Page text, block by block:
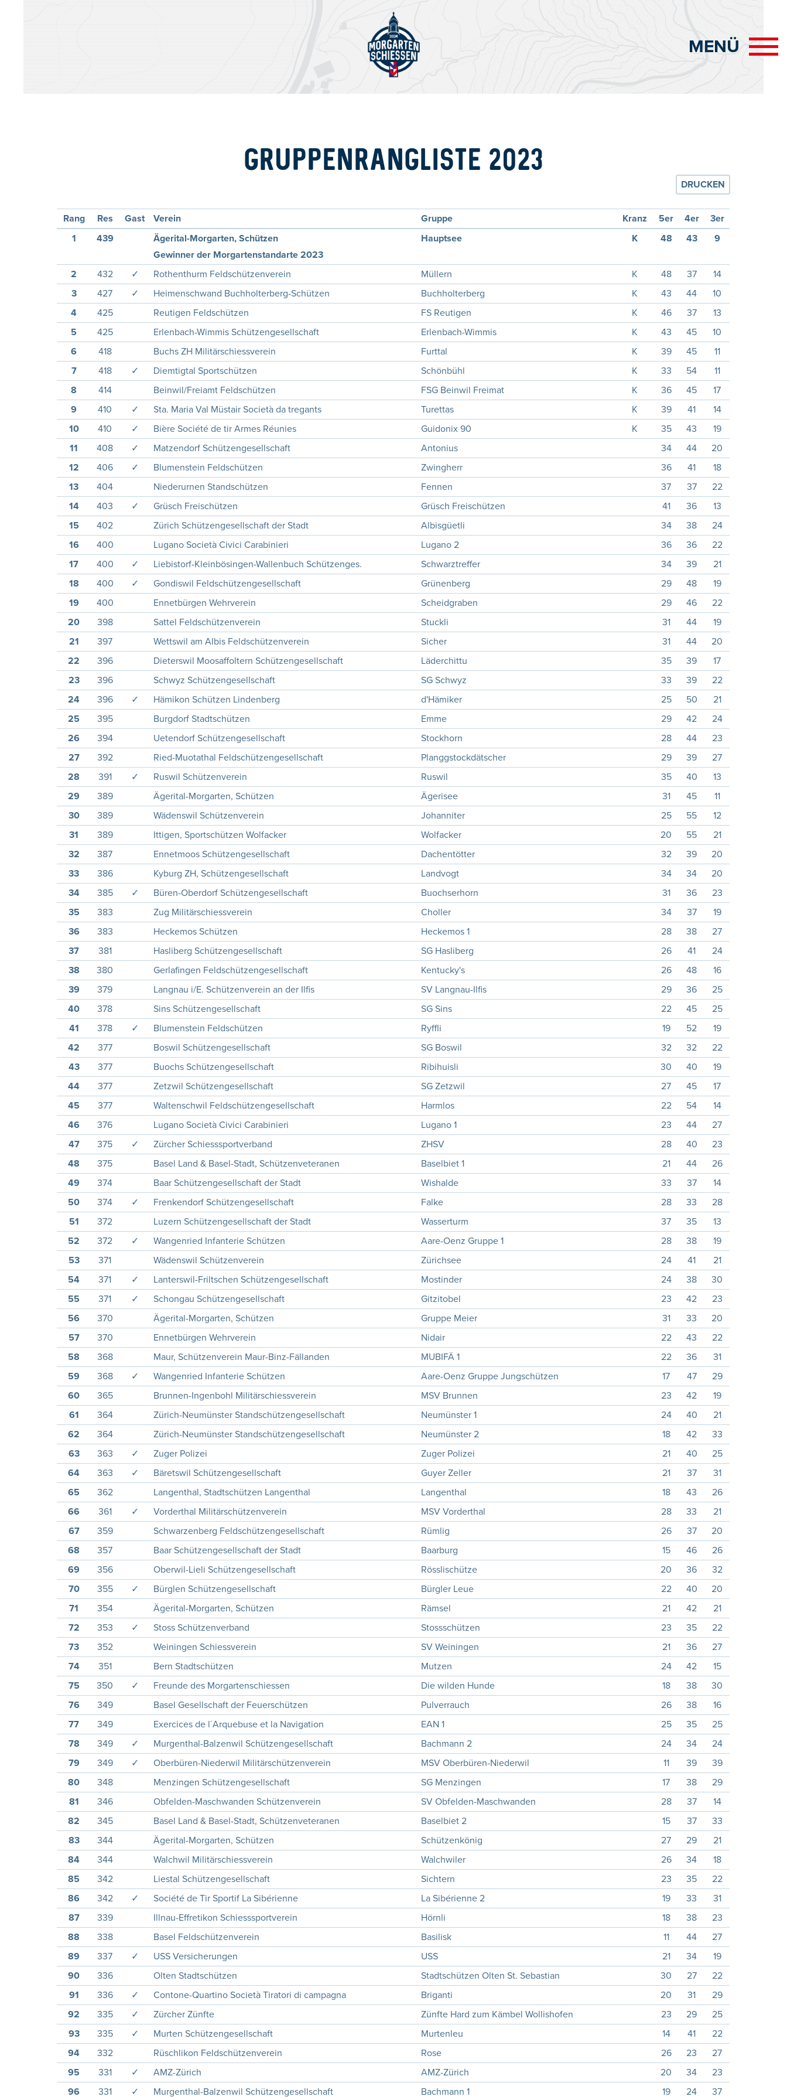
MENÜ
GRUPPENRANGLISTE 2023
DRUCKEN
Rang Res Gast Verein Gruppe Kranz 5er 4er
3er
1
439 Ägerital-Morgarten, Schützen Hauptsee K 48 43
9
Gewinner der Morgartenstandarte 2023
2
432 ✓ Rothenthurm Feldschützenverein Müllern K 48 37
14
3
427 ✓ Heimenschwand Buchholterberg-Schützen Buchholterberg K 43 44
10
4
425 Reutigen Feldschützen FS Reutigen K 46 37
13
5
425 Erlenbach-Wimmis Schützengesellschaft Erlenbach-Wimmis K 43 45
10
6
418 Buchs ZH Militärschiessverein Furttal K 39 45
11
7
418 ✓ Diemtigtal Sportschützen Schönbühl K 33 54
11
8
414 Beinwil/Freiamt Feldschützen FSG Beinwil Freimat K 36 45
17
9
410 ✓ Sta. Maria Val Müstair Società da tregants Turettas K 39 41
14
10
410 ✓ Bière Société de tir Armes Réunies Guidonix 90 K 35 43
19
11
408 ✓ Matzendorf Schützengesellschaft Antonius 34 44
20
12
406 ✓ Blumenstein Feldschützen Zwingherr 36 41
18
13
404 Niederurnen Standschützen Fennen 37 37
22
14
403 ✓ Grüsch Freischützen Grüsch Freischützen 41 36
13
15
402 Zürich Schützengesellschaft der Stadt Albisgüetli 34 38
24
16
400 Lugano Società Civici Carabinieri Lugano 2 36 36
22
17
400 ✓ Liebistorf-Kleinbösingen-Wallenbuch Schützenges. Schwarztreffer 34 39
21
18
400 ✓ Gondiswil Feldschützengesellschaft Grünenberg 29 48
19
19
400 Ennetbürgen Wehrverein Scheidgraben 29 46
22
20
398 Sattel Feldschützenverein Stuckli 31 44
19
21
397 Wettswil am Albis Feldschützenverein Sicher 31 44
20
22
396 Dieterswil Moosaffoltern Schützengesellschaft Läderchittu 35 39
17
23
396 Schwyz Schützengesellschaft SG Schwyz 33 39
22
24
396 ✓ Hämikon Schützen Lindenberg d'Hämiker 25 50
21
25
395 Burgdorf Stadtschützen Emme 29 42
24
26
394 Uetendorf Schützengesellschaft Stockhorn 28 44
23
27
392 Ried-Muotathal Feldschützengesellschaft Planggstockdätscher 29 39
27
28
391 ✓ Ruswil Schützenverein Ruswil 35 40
13
29
389 Ägerital-Morgarten, Schützen Ägerisee 31 45
11
30
389 Wädenswil Schützenverein Johanniter 25 55
12
31
389 Ittigen, Sportschützen Wolfacker Wolfacker 20 55
21
32
387 Ennetmoos Schützengesellschaft Dachentötter 32 39
20
33
386 Kyburg ZH, Schützengesellschaft Landvogt 34 34
20
34
385 ✓ Büren-Oberdorf Schützengesellschaft Buochserhorn 31 36
23
35
383 Zug Militärschiessverein Choller 34 37
19
36
383 Heckemos Schützen Heckemos 1 28 38
27
37
381 Hasliberg Schützengesellschaft SG Hasliberg 26 41
24
38
380 Gerlafingen Feldschützengesellschaft Kentucky's 26 48
16
39
379 Langnau i/E. Schützenverein an der Ilfis SV Langnau-Ilfis 29 36
25
40
378 Sins Schützengesellschaft SG Sins 22 45
25
41
378 ✓ Blumenstein Feldschützen Ryffli 19 52
19
42
377 Boswil Schützengesellschaft SG Boswil 32 32
22
43
377 Buochs Schützengesellschaft Ribihuisli 30 40
19
44
377 Zetzwil Schützengesellschaft SG Zetzwil 27 45
17
45
377 Waltenschwil Feldschützengesellschaft Harmlos 22 54
14
46
376 Lugano Società Civici Carabinieri Lugano 1 23 44
27
47
375 ✓ Zürcher Schiesssportverband ZHSV 28 40
23
48
375 Basel Land & Basel-Stadt, Schützenveteranen Baselbiet 1 21 44
26
49
374 Baar Schützengesellschaft der Stadt Wishalde 33 37
14
50
374 ✓ Frenkendorf Schützengesellschaft Falke 28 33
28
51
372 Luzern Schützengesellschaft der Stadt Wasserturm 37 35
13
52
372 ✓ Wangenried Infanterie Schützen Aare-Oenz Gruppe 1 28 38
19
53
371 Wädenswil Schützenverein Zürichsee 24 41
21
54
371 ✓ Lanterswil-Friltschen Schützengesellschaft Mostinder 24 38
30
55
371 ✓ Schongau Schützengesellschaft Gitzitobel 23 42
23
56
370 Ägerital-Morgarten, Schützen Gruppe Meier 31 33
20
57
370 Ennetbürgen Wehrverein Nidair 22 43
22
58
368 Maur, Schützenverein Maur-Binz-Fällanden MUBIFÄ 1 22 36
31
59
368 ✓ Wangenried Infanterie Schützen Aare-Oenz Gruppe Jungschützen 17 47
29
60
365 Brunnen-Ingenbohl Militärschiessverein MSV Brunnen 23 42
19
61
364 Zürich-Neumünster Standschützengesellschaft Neumünster 1 24 40
21
62
364 Zürich-Neumünster Standschützengesellschaft Neumünster 2 18 42
33
63
363 ✓ Zuger Polizei Zuger Polizei 21 40
25
64
363 ✓ Bäretswil Schützengesellschaft Guyer Zeller 21 37
31
65
362 Langenthal, Stadtschützen Langenthal Langenthal 18 43
26
66
361 ✓ Vorderthal Militärschützenverein MSV Vorderthal 28 33
21
67
359 Schwarzenberg Feldschützengesellschaft Rümlig 26 37
20
68
357 Baar Schützengesellschaft der Stadt Baarburg 15 46
26
69
356 Oberwil-Lieli Schützengesellschaft Rösslischütze 20 36
32
70
355 ✓ Bürglen Schützengesellschaft Bürgler Leue 22 40
20
71
354 Ägerital-Morgarten, Schützen Rämsel 21 42
21
72
353 ✓ Stoss Schützenverband Stossschützen 23 35
22
73
352 Weiningen Schiessverein SV Weiningen 21 36
27
74
351 Bern Stadtschützen Mutzen 24 42
15
75
350 ✓ Freunde des Morgartenschiessen Die wilden Hunde 18 38
30
76
349 Basel Gesellschaft der Feuerschützen Pulverrauch 26 38
16
77
349 Exercices de l´Arquebuse et la Navigation EAN 1 25 35
25
78
349 ✓ Murgenthal-Balzenwil Schützengesellschaft Bachmann 2 24 34
24
79
349 ✓ Oberbüren-Niederwil Militärschützenverein MSV Oberbüren-Niederwil 11 39
39
80
348 Menzingen Schützengesellschaft SG Menzingen 17 38
29
81
346 Obfelden-Maschwanden Schützenverein SV Obfelden-Maschwanden 28 37
14
82
345 Basel Land & Basel-Stadt, Schützenveteranen Baselbiet 2 15 37
33
83
344 Ägerital-Morgarten, Schützen Schützenkönig 27 29
21
84
344 Walchwil Militärschiessverein Walchwiler 26 34
18
85
342 Liestal Schützengesellschaft Sichtern 23 35
22
86
342 ✓ Société de Tir Sportif La Sibérienne La Sibérienne 2 19 33
31
87
339 Illnau-Effretikon Schiesssportverein Hörnli 18 38
23
88
338 Basel Feldschützenverein Basilisk 11 44
27
89
337 ✓ USS Versicherungen USS 21 34
19
90
336 Olten Stadtschützen Stadtschützen Olten St. Sebastian 30 27
22
91
336 ✓ Contone-Quartino Società Tiratori di campagna Briganti 20 31
29
92
335 ✓ Zürcher Zünfte Zünfte Hard zum Kämbel Wollishofen 23 29
25
93
335 ✓ Murten Schützengesellschaft Murtenleu 14 41
22
94
332 Rüschlikon Feldschützenverein Rose 26 23
27
95
331 ✓ AMZ-Zürich AMZ-Zürich 20 34
23
96
331 ✓ Murgenthal-Balzenwil Schützengesellschaft Bachmann 1 19 24 37